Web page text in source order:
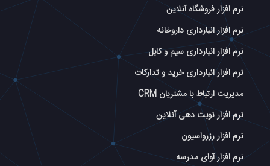
نرم افزار فروشگاه آنلاین
نرم افزار انبارداری داروخانه
نرم افزار انبارداری سیم و کابل
نرم افزار انبارداری خرید و تدارکات
مدیریت ارتباط با مشتریان CRM
نرم افزار نوبت دهی آنلاین
نرم افزار رزرواسیون
نرم افزار آوای مدرسه